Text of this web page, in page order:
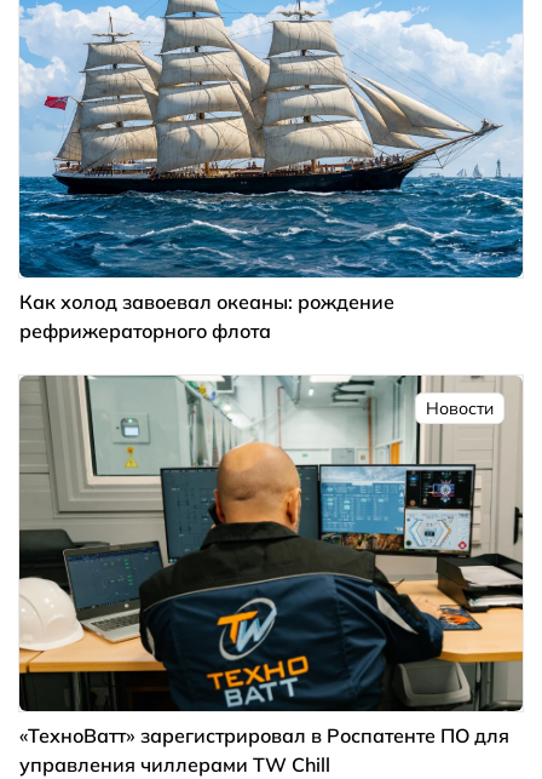
Как холод завоевал океаны: рождение
рефрижераторного флота
Новости
«ТехноВатт» зарегистрировал в Роспатенте ПО для
управления чиллерами TW Chill